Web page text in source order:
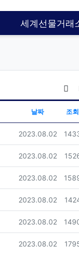
세계선물거래
게
날짜 조회
등록일
2023.08.02 조회
등록일
2023.08.02 조회
등록일
2023.08.02 조회
등록일
2023.08.02 조회
등록일
2023.08.02 조회
등록일
2023.08.02 조회